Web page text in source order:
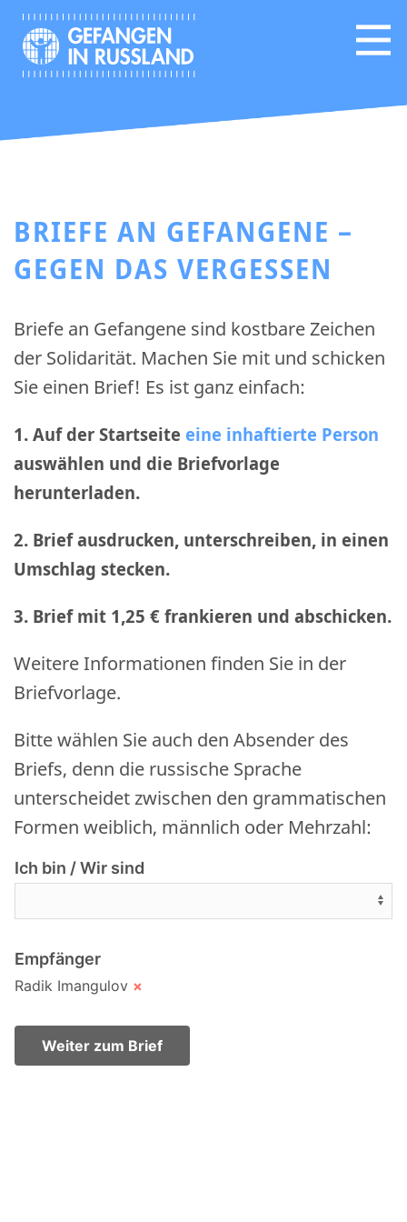
BRIEFE AN GEFANGENE –
GEGEN DAS VERGESSEN
Briefe an Gefangene sind kostbare Zeichen
der Solidarität. Machen Sie mit und schicken
Sie einen Brief! Es ist ganz einfach:
1. Auf der Startseite eine inhaftierte Person
auswählen und die Briefvorlage
herunterladen.
2. Brief ausdrucken, unterschreiben, in einen
Umschlag stecken.
3. Brief mit 1,25 € frankieren und abschicken.
Weitere Informationen finden Sie in der
Briefvorlage.
Bitte wählen Sie auch den Absender des
Briefs, denn die russische Sprache
unterscheidet zwischen den grammatischen
Formen weiblich, männlich oder Mehrzahl:
Ich bin / Wir sind
Empfänger
Radik Imangulov ×
Weiter zum Brief